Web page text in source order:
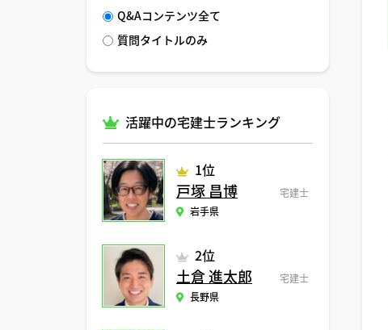
Q&Aコンテンツ全て
質問タイトルのみ
活躍中の宅建士ランキング
1位
戸塚 昌博
宅建士
岩手県
2位
土倉 進太郎
宅建士
長野県